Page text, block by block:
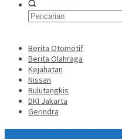
Berita Otomotif
Berita Olahraga
Kejahatan
Nissan
Bulutangkis
DKI Jakarta
Gerindra